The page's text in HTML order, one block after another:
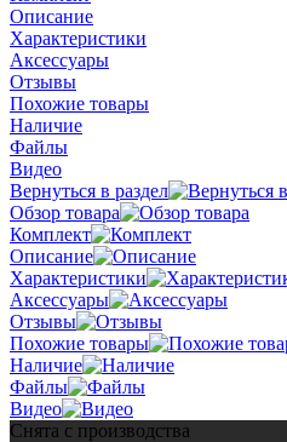
Описание
Характеристики
Аксессуары
Отзывы
Похожие товары
Наличие
Файлы
Видео
Вернуться в раздел
Обзор товара
Комплект
Описание
Характеристики
Аксессуары
Отзывы
Похожие товары
Наличие
Файлы
Видео
Снята с производства